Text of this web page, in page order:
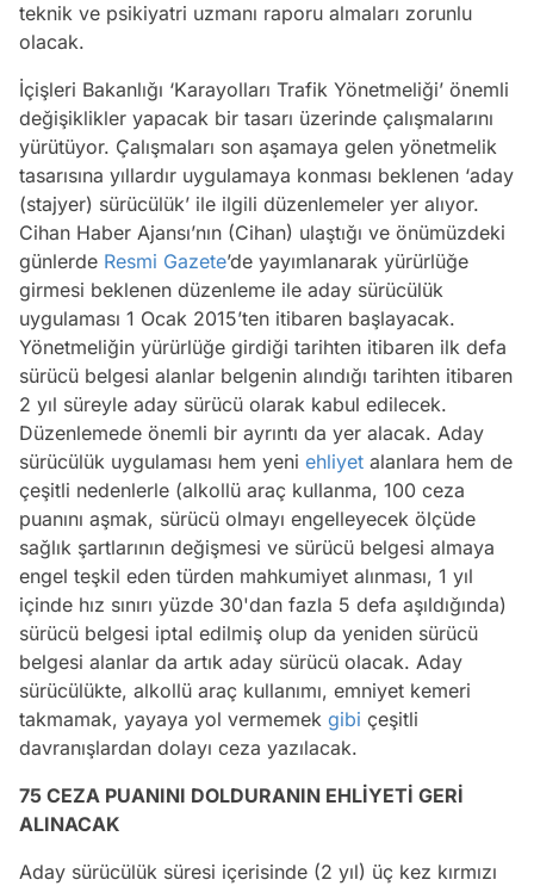
teknik ve psikiyatri uzmanı raporu almaları zorunlu
olacak.
İçişleri Bakanlığı ‘Karayolları Trafik Yönetmeliği’ önemli
değişiklikler yapacak bir tasarı üzerinde çalışmalarını
yürütüyor. Çalışmaları son aşamaya gelen yönetmelik
tasarısına yıllardır uygulamaya konması beklenen ‘aday
(stajyer) sürücülük’ ile ilgili düzenlemeler yer alıyor.
Cihan Haber Ajansı’nın (Cihan) ulaştığı ve önümüzdeki
günlerde Resmi Gazete’de yayımlanarak yürürlüğe
girmesi beklenen düzenleme ile aday sürücülük
uygulaması 1 Ocak 2015’ten itibaren başlayacak.
Yönetmeliğin yürürlüğe girdiği tarihten itibaren ilk defa
sürücü belgesi alanlar belgenin alındığı tarihten itibaren
2 yıl süreyle aday sürücü olarak kabul edilecek.
Düzenlemede önemli bir ayrıntı da yer alacak. Aday
sürücülük uygulaması hem yeni ehliyet alanlara hem de
çeşitli nedenlerle (alkollü araç kullanma, 100 ceza
puanını aşmak, sürücü olmayı engelleyecek ölçüde
sağlık şartlarının değişmesi ve sürücü belgesi almaya
engel teşkil eden türden mahkumiyet alınması, 1 yıl
içinde hız sınırı yüzde 30'dan fazla 5 defa aşıldığında)
sürücü belgesi iptal edilmiş olup da yeniden sürücü
belgesi alanlar da artık aday sürücü olacak. Aday
sürücülükte, alkollü araç kullanımı, emniyet kemeri
takmamak, yayaya yol vermemek gibi çeşitli
davranışlardan dolayı ceza yazılacak.
75 CEZA PUANINI DOLDURANIN EHLİYETİ GERİ
ALINACAK
Aday sürücülük süresi içerisinde (2 yıl) üç kez kırmızı